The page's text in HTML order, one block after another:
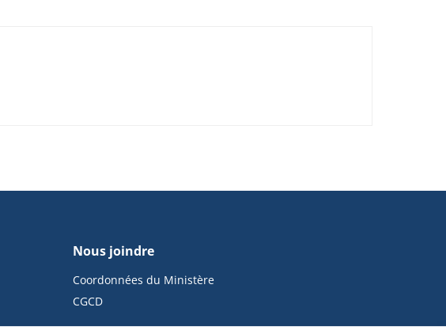
Nous joindre
Coordonnées du Ministère
CGCD